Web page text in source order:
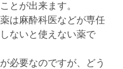
とが出来ます。
は麻酔科医などが専任
ないと使えない薬で
必要なのですが、どう